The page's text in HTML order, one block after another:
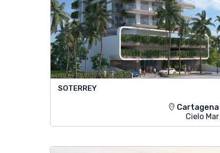
SOTERREY
Cartagena
Cielo Mar